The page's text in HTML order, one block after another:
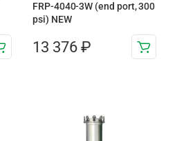
FRP-4040-3W (end port, 300
psi) NEW
13 376 ₽